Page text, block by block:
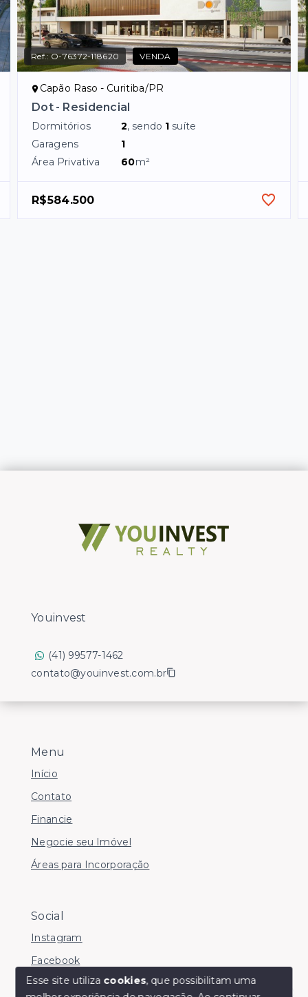
Ref.:O-76372-118620 VENDA
Capão Raso - Curitiba/PR
Dot - Residencial
Dormitórios 2, sendo 1 suíte
Garagens
1
Área Privativa
60m²
R$584.500
Menu
Início
Contato
Financie
Negocie seu Imóvel
Áreas para Incorporação
Social
Instagram
Facebook
Youinvest
(41) 99577-1462
contato@youinvest.com.br
Esse site utiliza cookies, que possibilitam uma